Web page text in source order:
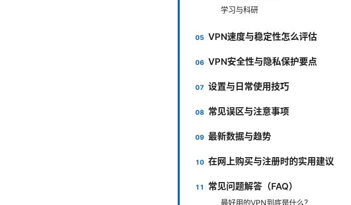
学习与科研
VPN速度与稳定性怎么评估
VPN安全性与隐私保护要点
设置与日常使用技巧
常见误区与注意事项
最新数据与趋势
在网上购买与注册时的实用建议
常见问题解答（FAQ）
最好用的VPN到底是什么？